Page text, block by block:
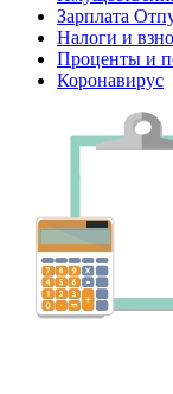
Зарплата
Налоги и
Проценты и
Коронавирус